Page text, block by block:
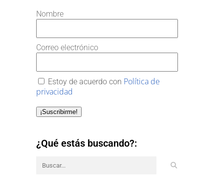
Nombre
Correo electrónico
Estoy de acuerdo con Política de
privacidad
¡Suscribirme!
¿Qué estás buscando?: